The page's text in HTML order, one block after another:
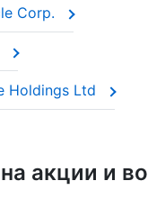
называют
(short)
необходима,
акциями.
Corp.
Holdings Ltd
на акции и